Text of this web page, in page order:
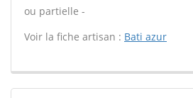
ou partielle -
Voir la fiche artisan : Bati azur